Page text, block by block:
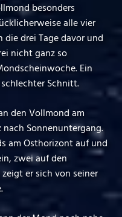
besonders
alle vier
die drei Tage davor und
nicht ganz so
Ein
Schnitt.
den Vollmond am
Sonnenuntergang.
am Osthorizont auf und
zwei auf den
er sich von seiner